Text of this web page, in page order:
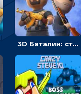
3D Баталии: стрелять по врагам, чтобы становится сильнее – ИО